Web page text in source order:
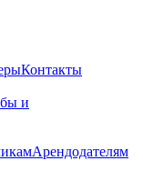
Контакты
и
Арендодателям